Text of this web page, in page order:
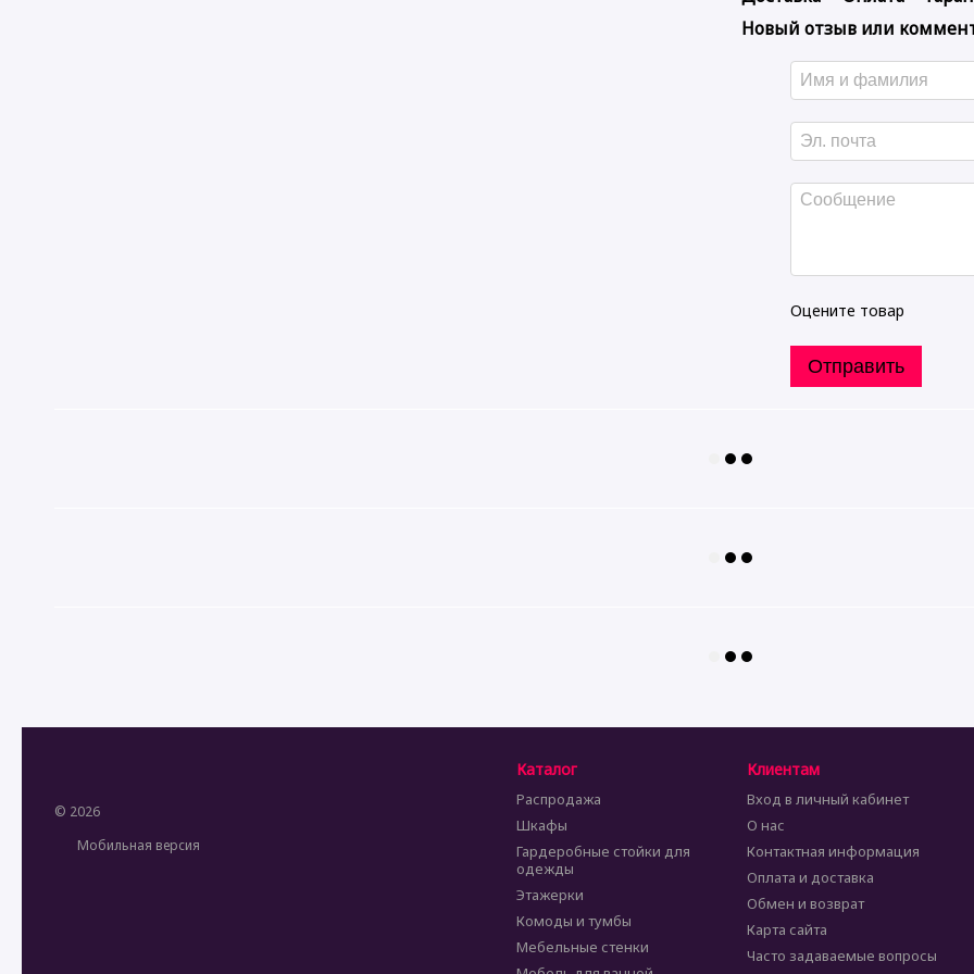
Новый отзыв или
Оцените товар
Отправить
© 2026
Мобильная версия
Каталог
Распродажа
Шкафы
Гардеробные стойки для
одежды
Этажерки
Комоды и тумбы
Мебельные стенки
Клиентам
Вход в личный кабинет
О нас
Контактная информация
Оплата и доставка
Обмен и возврат
Карта сайта
Часто задаваемые вопросы